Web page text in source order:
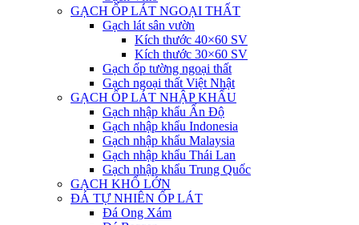
GẠCH ỐP LÁT NGOẠI THẤT
Gạch lát sân vườn
Kích thước 40×60 SV
Kích thước 30×60 SV
Gạch ốp tường ngoại thất
Gạch ngoại thất Việt Nhật
GẠCH ỐP LÁT NHẬP KHẨU
Gạch nhập khẩu Ấn Độ
Gạch nhập khẩu Indonesia
Gạch nhập khẩu Malaysia
Gạch nhập khẩu Thái Lan
Gạch nhập khẩu Trung Quốc
GẠCH KHỔ LỚN
ĐÁ TỰ NHIÊN ỐP LÁT
Đá Ong Xám